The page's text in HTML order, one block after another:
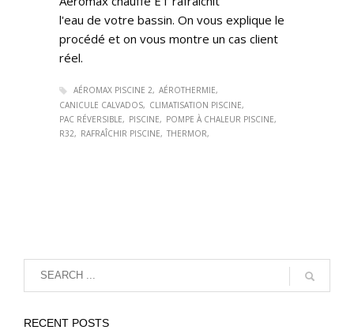
l'eau de votre bassin. On vous explique le
procédé et on vous montre un cas client
réel.
AÉROMAX PISCINE 2
AÉROTHERMIE
CANICULE CALVADOS
CLIMATISATION PISCINE
PAC RÉVERSIBLE
PISCINE
POMPE À CHALEUR PISCINE
R32
RAFRAÎCHIR PISCINE THERMOR
RECENT POSTS